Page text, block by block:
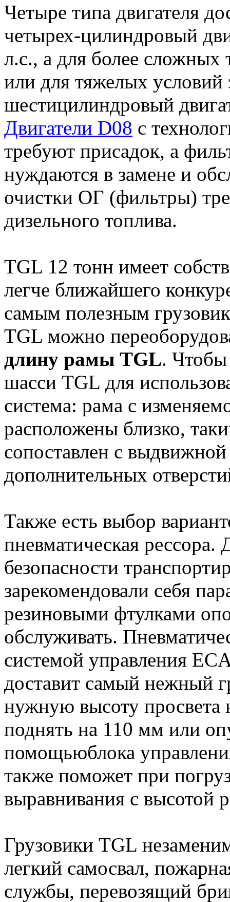
Четыре типа двигателя
четырех-цилиндровый
л.с., а для более сложных
или для тяжелых условий
шестицилиндровый
Двигатели D08 с
требуют присадок, а
нуждаются в замене и
очистки ОГ (фильтры)
дизельного топлива.
TGL 12 тонн имеет
легче ближайшего
самым полезным
TGL можно
длину рамы TGL.
шасси TGL для
система: рама с
расположены близко,
сопоставлен с
дополнительных
Также есть выбор
пневматическая рессора.
безопасности
зарекомендовали себя
резиновыми фтулками
обслуживать.
системой управления
доставит самый нежный
нужную высоту
поднять на 110 мм или
помощьюблока
также поможет при
выравнивания с высотой
Грузовики TGL
легкий самосвал,
службы, перевозящий